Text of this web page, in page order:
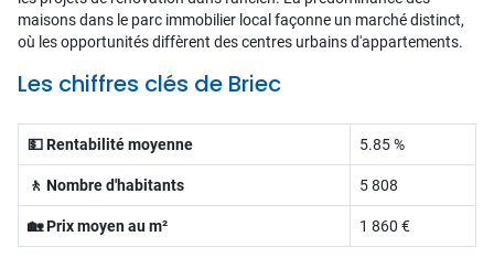
maisons dans le parc immobilier local façonne un marché distinct,
où les opportunités diffèrent des centres urbains d'appartements.
Les chiffres clés de Briec
💵 Rentabilité moyenne 5.85 %
🚶 Nombre d'habitants 5 808
🏡 Prix moyen au m² 1 860 €